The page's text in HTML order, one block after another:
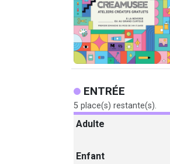
ENTRÉE
5 place(s) restante(s).
Adulte
Enfant